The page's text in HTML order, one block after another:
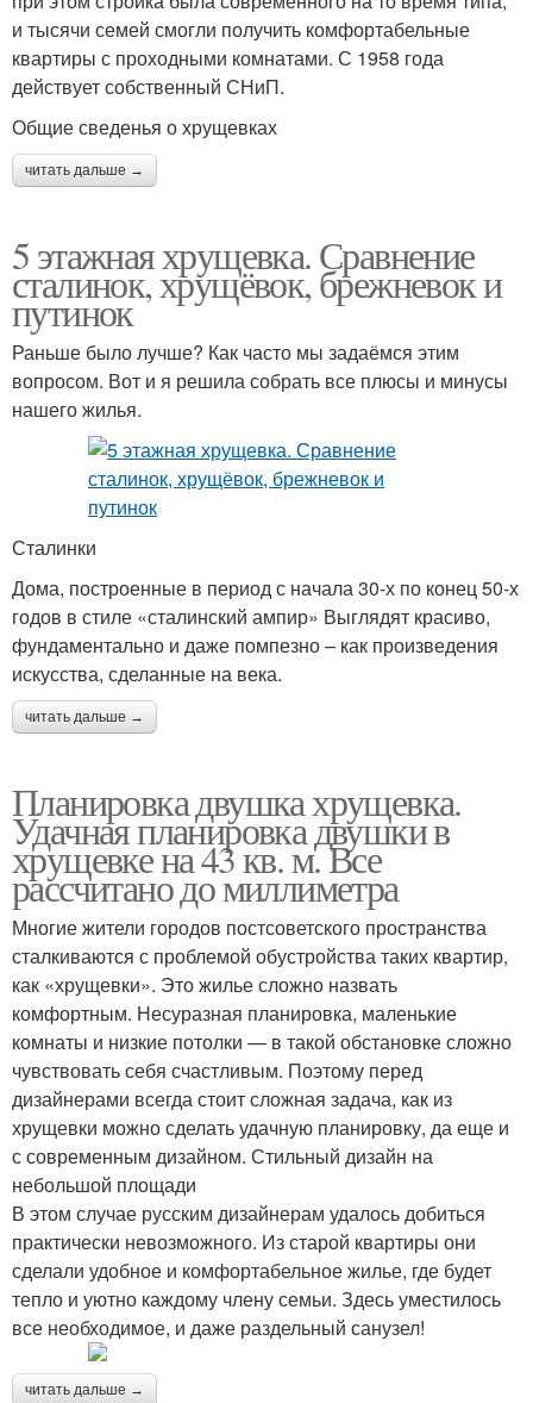
и тысячи семей смогли получить комфортабельные
квартиры с проходными комнатами. С 1958 года
действует собственный СНиП.
Общие сведенья о хрущевках
читать дальше →
5 этажная хрущевка. Сравнение
сталинок, хрущёвок, брежневок и
путинок
Раньше было лучше? Как часто мы задаёмся этим
вопросом. Вот и я решила собрать все плюсы и минусы
нашего жилья.
Сталинки
Дома, построенные в период с начала 30-х по конец 50-х
годов в стиле «сталинский ампир» Выглядят красиво,
фундаментально и даже помпезно – как произведения
искусства, сделанные на века.
читать дальше →
Планировка двушка хрущевка.
Удачная планировка двушки в
хрущевке на 43 кв. м. Все
рассчитано до миллиметра
Многие жители городов постсоветского пространства
сталкиваются с проблемой обустройства таких квартир,
как «хрущевки». Это жилье сложно назвать
комфортным. Несуразная планировка, маленькие
комнаты и низкие потолки — в такой обстановке сложно
чувствовать себя счастливым. Поэтому перед
дизайнерами всегда стоит сложная задача, как из
хрущевки можно сделать удачную планировку, да еще и
с современным дизайном. Стильный дизайн на
небольшой площади
В этом случае русским дизайнерам удалось добиться
практически невозможного. Из старой квартиры они
сделали удобное и комфортабельное жилье, где будет
тепло и уютно каждому члену семьи. Здесь уместилось
все необходимое, и даже раздельный санузел!
читать дальше →